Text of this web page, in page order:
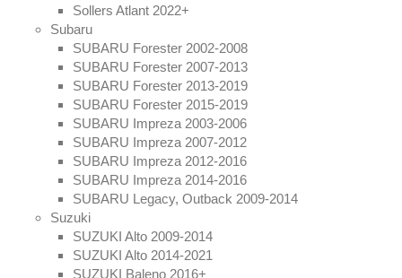
Sollers Atlant 2022+
Subaru
SUBARU Forester 2002-2008
SUBARU Forester 2007-2013
SUBARU Forester 2013-2019
SUBARU Forester 2015-2019
SUBARU Impreza 2003-2006
SUBARU Impreza 2007-2012
SUBARU Impreza 2012-2016
SUBARU Impreza 2014-2016
SUBARU Legacy, Outback 2009-2014
Suzuki
SUZUKI Alto 2009-2014
SUZUKI Alto 2014-2021
SUZUKI Baleno 2016+